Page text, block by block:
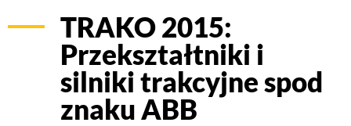
TRAKO 2015:
Przekształtniki i
silniki trakcyjne spod
znaku ABB